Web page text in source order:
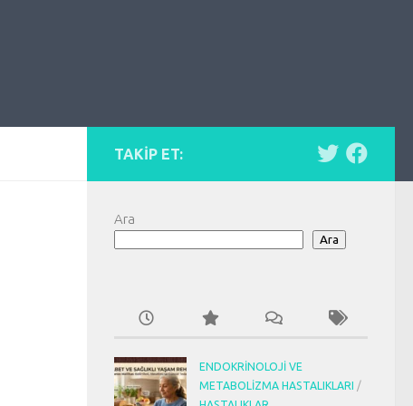
TAKIP ET:
Ara
Ara
ENDOKRINOLOJI VE
METABOLIZMA HASTALIKLARI /